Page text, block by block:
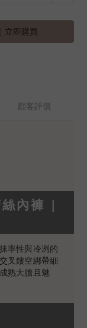
立即購買
顧客評價
內褲 |
率性與冷冽的
叉鏤空綁帶細
熟大膽且魅